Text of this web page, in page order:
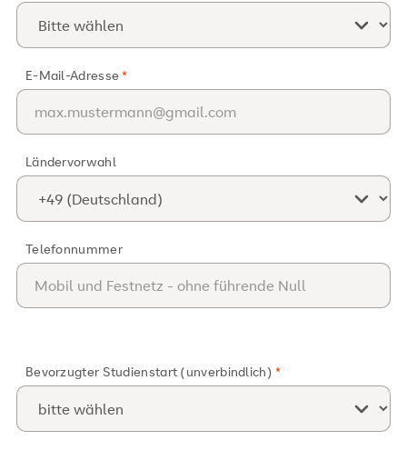
E-Mail-Adresse
Ländervorwahl
Telefonnummer
Bevorzugter Studienstart (unverbindlich)